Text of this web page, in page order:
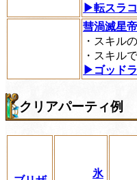
▶転スラ
彗渦滅星
・スキル
・スキル
▶ゴッド
クリアパーティ例
氷